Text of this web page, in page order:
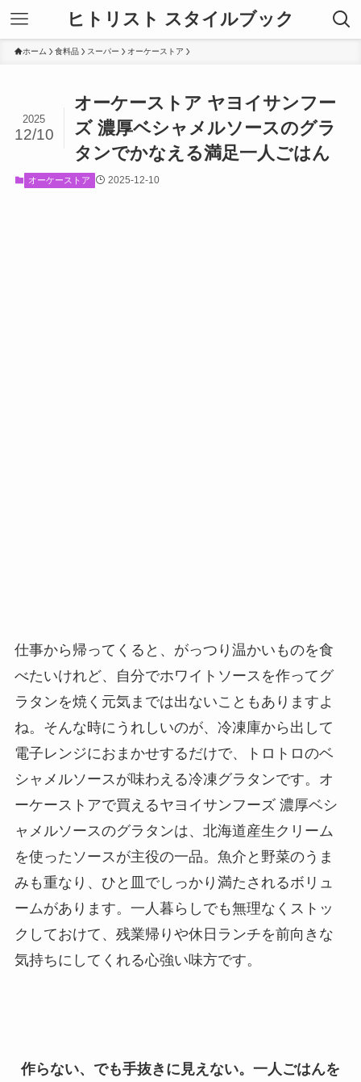
ヒトリスト スタイルブック
ホーム 食料品 スーパー オーケーストア
オーケーストア ヤヨイサンフー
ズ 濃厚ベシャメルソースのグラ
タンでかなえる満足一人ごはん
2025
12/10
オーケーストア 2025-12-10
仕事から帰ってくると、がっつり温かいものを食
べたいけれど、自分でホワイトソースを作ってグ
ラタンを焼く元気までは出ないこともありますよ
ね。そんな時にうれしいのが、冷凍庫から出して
電子レンジにおまかせするだけで、トロトロのベ
シャメルソースが味わえる冷凍グラタンです。オ
ーケーストアで買えるヤヨイサンフーズ 濃厚ベシ
ャメルソースのグラタンは、北海道産生クリーム
を使ったソースが主役の一品。魚介と野菜のうま
みも重なり、ひと皿でしっかり満たされるボリュ
ームがあります。一人暮らしでも無理なくストッ
クしておけて、残業帰りや休日ランチを前向きな
気持ちにしてくれる心強い味方です。
作らない、でも手抜きに見えない。一人ごはんを